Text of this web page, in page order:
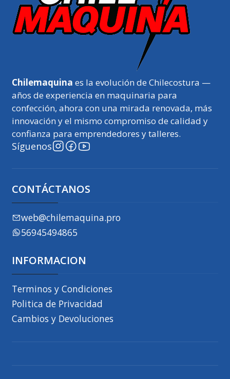
Chilemaquina es la evolución de Chilecostura —
años de experiencia en maquinaria para
confección, ahora con una mirada renovada, más
innovación y el mismo compromiso de calidad y
confianza para emprendedores y talleres.
Síguenos
CONTÁCTANOS
web@chilemaquina.pro
56945494865
INFORMACION
Terminos y Condiciones
Politica de Privacidad
Cambios y Devoluciones